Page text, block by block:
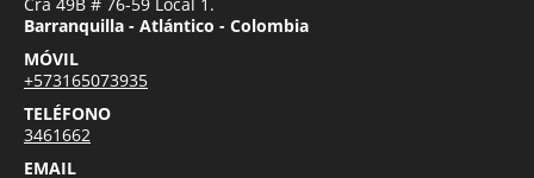
UBICACIÓN
Cra 49B # 76-59 Local 1.
Barranquilla - Atlántico - Colombia
MÓVIL
+573165073935
TELÉFONO
3461662